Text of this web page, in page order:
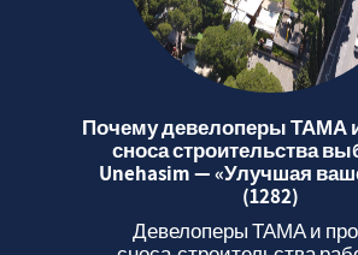
Почему девелоперы ТАМА
сноса строительства
Unehasim — «Улучшая
(1282)
Девелоперы ТАМА и